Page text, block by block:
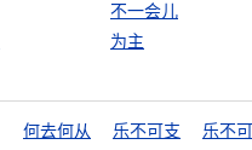
不一会儿
为主
何去何从 乐不可支
乐不